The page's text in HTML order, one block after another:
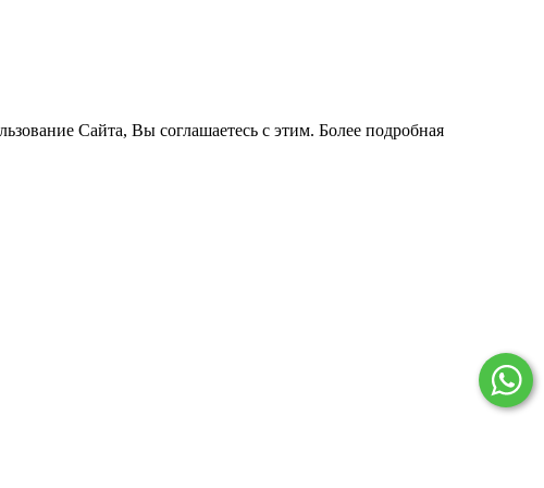
Сайта, Вы соглашаетесь с этим. Более подробная